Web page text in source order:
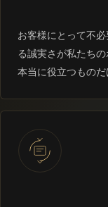
お客様にとって不
る誠実さが私たちの
本当に役立つものだ